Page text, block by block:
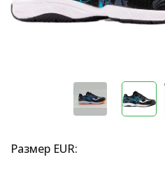
Размер EUR: